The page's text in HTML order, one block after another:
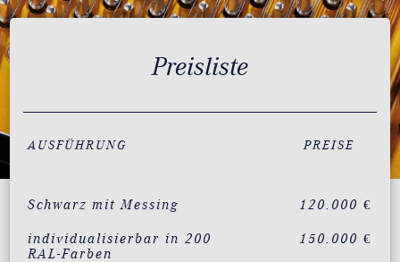
Preisliste
AUSFÜHRUNG PREISE
Schwarz mit Messing 120.000 €
individualisierbar in 200
RAL-Farben
150.000 €